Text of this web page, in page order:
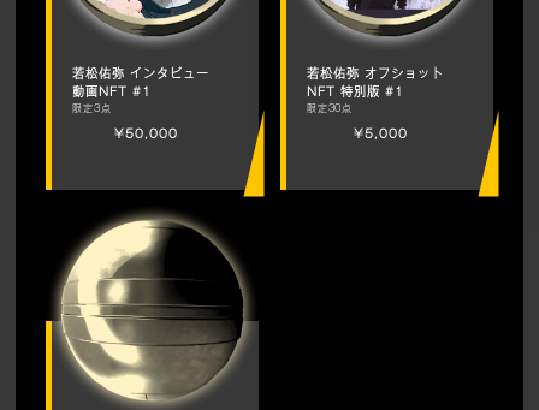
若松佑弥 インタビュー
動画NFT #1
限定3点
¥50,000
若松佑弥 オフショット
NFT 特別版 #1
限定30点
¥5,000